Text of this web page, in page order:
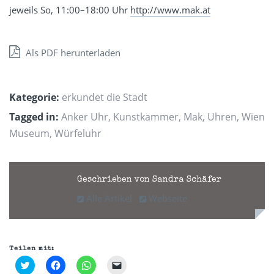
jeweils So, 11:00–18:00 Uhr http://www.mak.at
Als PDF herunterladen
Kategorie: erkundet die Stadt
Tagged in: Anker Uhr, Kunstkammer, Mak, Uhren, Wien
Museum, Würfeluhr
Geschrieben von Sandra Schäfer
Alle Artikel Webseite
Teilen mit:
Klick,
um
Klick,
um
Klicken,
um